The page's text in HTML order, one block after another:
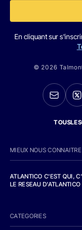
En cliquant sur
© 2026
MIEUX NOUS CONNAITRE
ATLANTICO C'EST QUI,
LE RESEAU D'ATLANTICO
CATEGORIES